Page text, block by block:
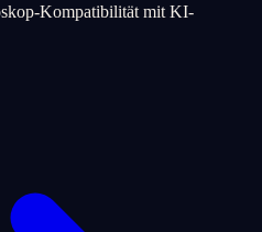
Kompatibilität mit KI-